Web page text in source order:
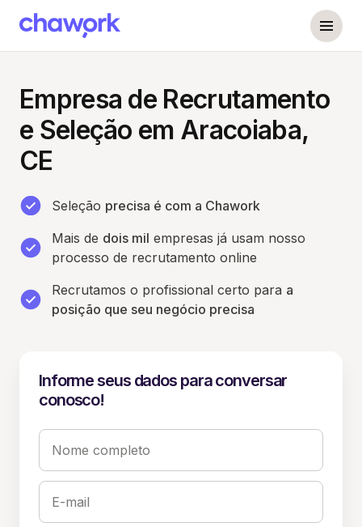
Empresa de Recrutamento
e Seleção em Aracoiaba,
CE
Seleção precisa é com a Chawork
Mais de dois mil empresas já usam nosso
processo de recrutamento online
Recrutamos o profissional certo para a
posição que seu negócio precisa
Informe seus dados para conversar
conosco!
Nome completo
E-mail